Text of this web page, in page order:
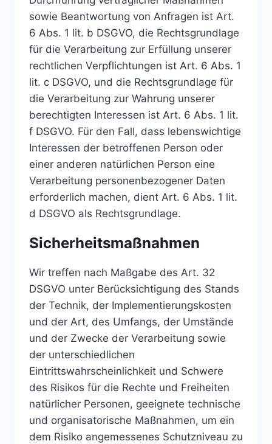
sowie Beantwortung von Anfragen ist Art.
6 Abs. 1 lit. b DSGVO, die Rechtsgrundlage
für die Verarbeitung zur Erfüllung unserer
rechtlichen Verpflichtungen ist Art. 6 Abs. 1
lit. c DSGVO, und die Rechtsgrundlage für
die Verarbeitung zur Wahrung unserer
berechtigten Interessen ist Art. 6 Abs. 1 lit.
f DSGVO. Für den Fall, dass lebenswichtige
Interessen der betroffenen Person oder
einer anderen natürlichen Person eine
Verarbeitung personenbezogener Daten
erforderlich machen, dient Art. 6 Abs. 1 lit.
d DSGVO als Rechtsgrundlage.
Sicherheitsmaßnahmen
Wir treffen nach Maßgabe des Art. 32
DSGVO unter Berücksichtigung des Stands
der Technik, der Implementierungskosten
und der Art, des Umfangs, der Umstände
und der Zwecke der Verarbeitung sowie
der unterschiedlichen
Eintrittswahrscheinlichkeit und Schwere
des Risikos für die Rechte und Freiheiten
natürlicher Personen, geeignete technische
und organisatorische Maßnahmen, um ein
dem Risiko angemessenes Schutzniveau zu